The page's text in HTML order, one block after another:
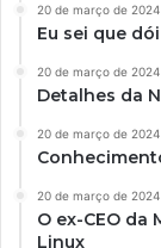
20 de março de 2024
Eu sei que
20 de março de 2024
Detalhes da
20 de março de 2024
20 de março de 2024
O ex-CEO
Linux